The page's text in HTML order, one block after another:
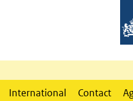
International Contact